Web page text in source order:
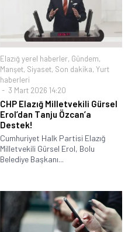
Elazığ yerel haberler, Gündem,
Manşet, Siyaset, Son dakika, Yurt
haberleri
3 Mart 2026 14:20
CHP Elazığ Milletvekili Gürsel
Erol’dan Tanju Özcan’a
Destek!
Cumhuriyet Halk Partisi Elazığ
Milletvekili Gürsel Erol, Bolu
Belediye Başkanı...